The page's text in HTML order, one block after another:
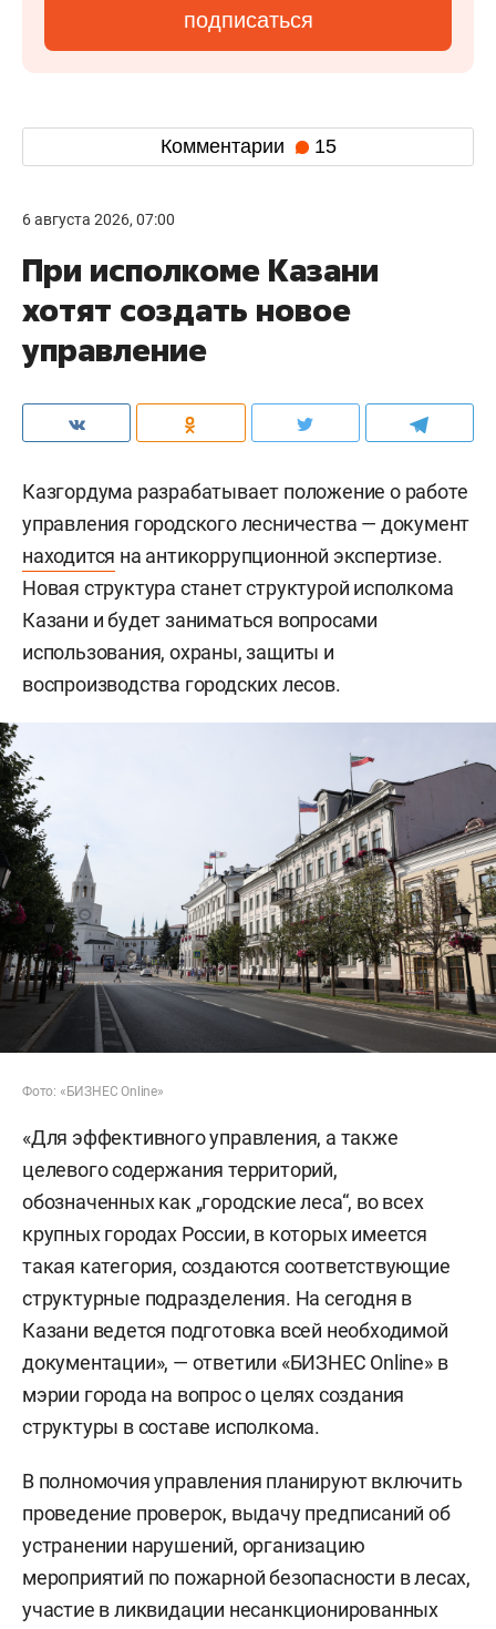
подписаться
Комментарии 15
6 августа 2026, 07:00
При исполкоме Казани
хотят создать новое
управление
Казгордума разрабатывает положение о работе
управления городского лесничества — документ
находится на антикоррупционной экспертизе.
Новая структура станет структурой исполкома
Казани и будет заниматься вопросами
использования, охраны, защиты и
воспроизводства городских лесов.
Фото: «БИЗНЕС Online»
«Для эффективного управления, а также
целевого содержания территорий,
обозначенных как „городские леса“, во всех
крупных городах России, в которых имеется
такая категория, создаются соответствующие
структурные подразделения. На сегодня в
Казани ведется подготовка всей необходимой
документации», — ответили «БИЗНЕС Online» в
мэрии города на вопрос о целях создания
структуры в составе исполкома.
В полномочия управления планируют включить
проведение проверок, выдачу предписаний об
устранении нарушений, организацию
мероприятий по пожарной безопасности в лесах,
участие в ликвидации несанкционированных